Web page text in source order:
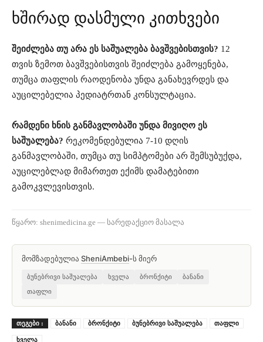
ხშირად დასმული კითხვები
შეიძლება თუ არა ეს საშუალება ბავშვებისთვის? 12
თვის ზემოთ ბავშვებისთვის შეიძლება გამოყენება,
თუმცა თაფლის რაოდენობა უნდა განახევრდეს და
აუცილებელია პედიატრთან კონსულტაცია.
რამდენი ხნის განმავლობაში უნდა მივიღო ეს
საშუალება? რეკომენდებულია 7-10 დღის
განმავლობაში, თუმცა თუ სიმპტომები არ შემსუბუქდა,
აუცილებლად მიმართეთ ექიმს დამატებითი
გამოკვლევისთვის.
წყარო: shenimedicina.ge — სარედაქციო მასალა
მომზადებულია SheniAmbebi-ს მიერ
ბუნებრივი საშუალება ხველა ბრონქიტი
ბანანი
თაფლი
ᲗᲔᲒᲔᲑᲘ : ბანანი ბრონქიტი ბუნებრივი საშუალება თაფლი
ხველა